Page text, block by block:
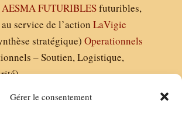
Gérer le consentement
AESMA FUTURIBLESfuturibles,
service de l’action LaVigie
stratégique) Operationnels
– Soutien, Logistique,